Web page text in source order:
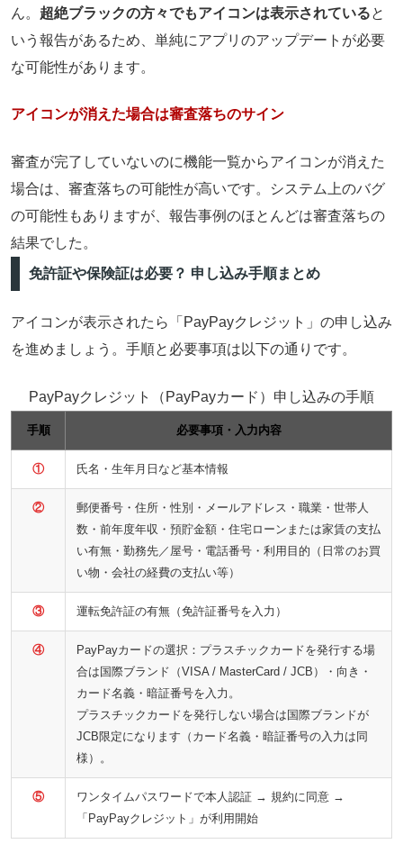
ん。 超絶ブラックの方々でもアイコンは表示されていると
いう報告があるため、単純にアプリのアップデートが必要
な可能性があります。
アイコンが消えた場合は審査落ちのサイン
審査が完了していないのに機能一覧からアイコンが消えた
場合は、審査落ちの可能性が高いです。システム上のバグ
の可能性もありますが、報告事例のほとんどは審査落ちの
結果でした。
免許証や保険証は必要？ 申し込み手順まとめ
アイコンが表示されたら「PayPayクレジット」の申し込み
を進めましょう。手順と必要事項は以下の通りです。
PayPayクレジット（PayPayカード）申し込みの手順
手順 必要事項・入力内容
① 氏名・生年月日など基本情報
②
郵便番号・住所・性別・メールアドレス・職業・世帯人
数・前年度年収・預貯金額・住宅ローンまたは家賃の支払
い有無・勤務先／屋号・電話番号・利用目的（日常のお買
い物・会社の経費の支払い等）
③ 運転免許証の有無（免許証番号を入力）
④
PayPayカードの選択：プラスチックカードを発行する場
合は国際ブランド（VISA / MasterCard / JCB）・向き・
カード名義・暗証番号を入力。
プラスチックカードを発行しない場合は国際ブランドが
JCB限定になります（カード名義・暗証番号の入力は同
様）。
⑤
ワンタイムパスワードで本人認証 → 規約に同意 →
「PayPayクレジット」が利用開始